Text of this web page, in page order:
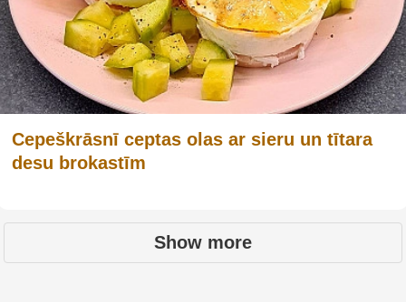
Cepeškrāsnī ceptas olas ar sieru un tītara
desu brokastīm
Show more